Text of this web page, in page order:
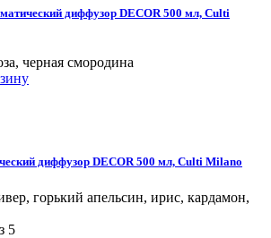
диффузор DECOR 500 мл, Culti
черная смородина
диффузор DECOR 500 мл, Culti Milano
горький апельсин, ирис, кардамон,
5